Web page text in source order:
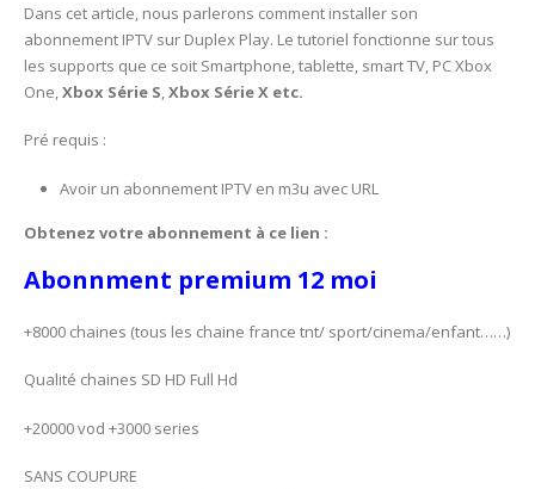
Dans cet article, nous parlerons comment installer son
abonnement IPTV sur Duplex Play. Le tutoriel fonctionne sur tous
les supports que ce soit Smartphone, tablette, smart TV, PC Xbox
One,Xbox Série S,Xbox Série X etc.
Pré requis :
Avoir un abonnement IPTV en m3u avec URL
Obtenez votre abonnement à ce lien :
Abonnment premium 12 moi
+8000 chaines (tous les chaine france tnt/ sport/cinema/enfant……)
Qualité chaines SD HD Full Hd
+20000 vod +3000 series
SANS COUPURE